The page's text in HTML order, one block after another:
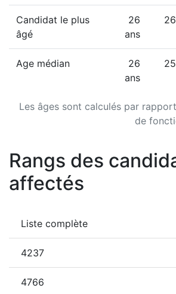
Les âges sont calculés par
de
Candidat le plus
âgé
26
ans
Age médian
26
ans
Rangs des
affectés
Liste complète
4237
4766